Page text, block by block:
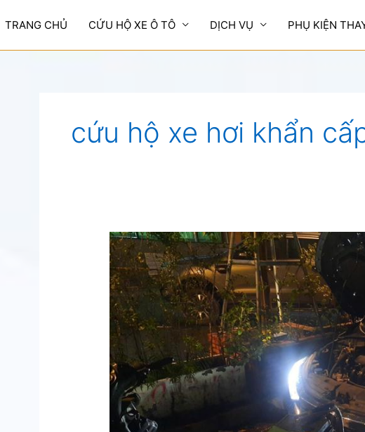
TRANG CHỦ CỨU HỘ XE Ô TÔ DỊCH VỤ PHỤ KIỆN
cứu hộ xe hơi khẩn